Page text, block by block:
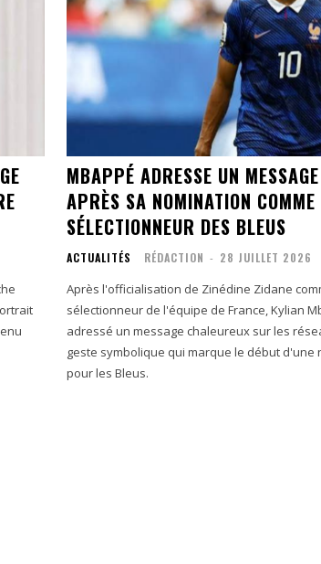
MBAPPÉ ADRESSE UN
APRÈS SA NOMINATION COMME
SÉLECTIONNEUR DES BLEUS
ACTUALITÉS RÉDACTION - 28 JUILLET 2026
Après l'officialisation de Zinédine Zidane
sélectionneur de l'équipe de France, Kylian
adressé un message chaleureux sur les
geste symbolique qui marque le début d'une
pour les Bleus.